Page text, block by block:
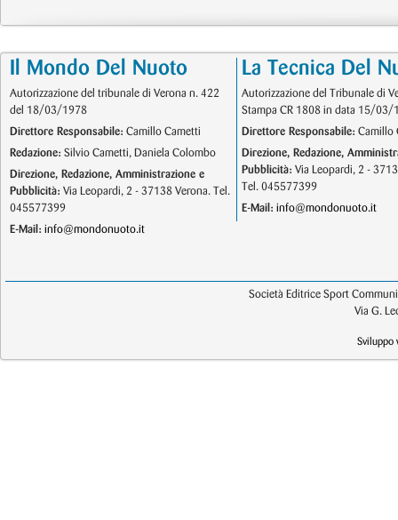
Il Mondo Del Nuoto
Autorizzazione del tribunale di Verona n. 422
del 18/03/1978
Direttore Responsabile: Camillo Cametti
Redazione: Silvio Cametti, Daniela Colombo
Direzione, Redazione, Amministrazione e
Pubblicità: Via Leopardi, 2 - 37138 Verona. Tel.
045577399
E-Mail: info@mondonuoto.it
La Tecnica Del
Autorizzazione del Tribunale di
Stampa CR 1808 in data 15/03/
Direttore Responsabile: Camillo
Direzione, Redazione,
Pubblicità: Via Leopardi, 2 -
Tel. 045577399
E-Mail: info@mondonuoto.it
Società Editrice Sport
Via G.
Sviluppo